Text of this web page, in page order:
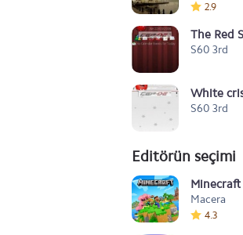
2.9
The Red
S60 3rd
White
S60 3rd
Editörün seçimi
Minecraft
Macera
4.3